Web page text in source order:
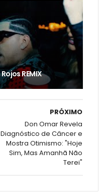
REMIX
PRÓXIMO
Don Omar Revela
Diagnóstico de Câncer e
Mostra Otimismo: "Hoje
Sim, Mas Amanhã Não
Terei"